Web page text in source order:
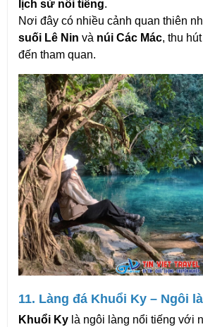
lịch sử nổi tiếng.
suối Lê Nin và núi Các Mác, thu
đến tham quan.
11. Làng đá Khuổi Ky – Ngôi
Khuổi Ky là ngôi làng nổi tiếng với